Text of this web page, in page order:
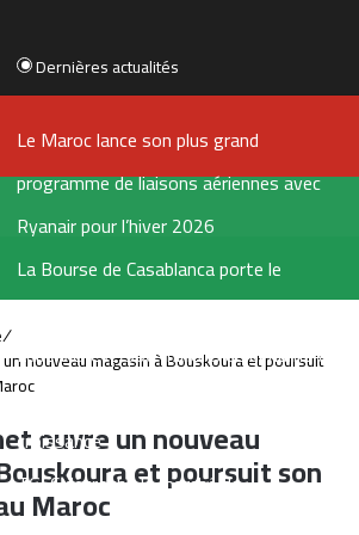
Dernières actualités
Le Maroc lance son plus grand
programme de liaisons aériennes avec
Ryanair pour l’hiver 2026
La Bourse de Casablanca porte le
flottant de CIH Bank à 35 %
LabelVie lève 500 millions de dirhams via
une émission obligataire pour financer sa
croissance
TGCC décroche le marché de
reconstruction du stade Tessema à
/
nouveau magasin à Bouskoura et poursuit
ouvre un nouveau
et poursuit son
Maroc